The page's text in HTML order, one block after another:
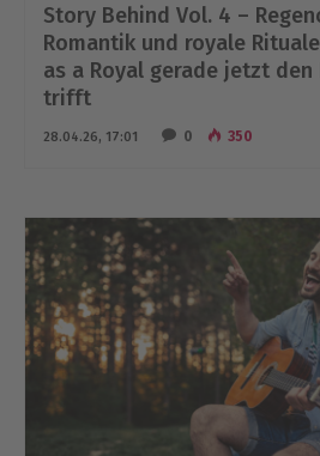
Story Behind Vol. 4 –
Romantik und royale
as a Royal gerade jetzt
trifft
28.04.26, 17:01 0 350